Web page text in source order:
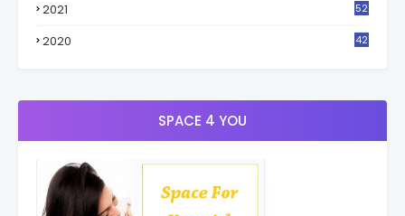
2021
52
2020
42
SPACE 4 YOU